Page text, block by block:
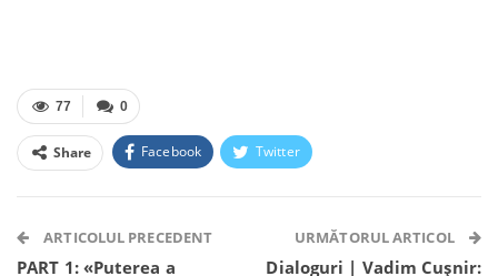
0
77
Share Facebook Twitter
Telegram WhatsApp Viber
ARTICOLUL PRECEDENT
PART 1: «Puterea a
URMĂTORUL ARTICOL
Dialoguri | Vadim Cușnir: